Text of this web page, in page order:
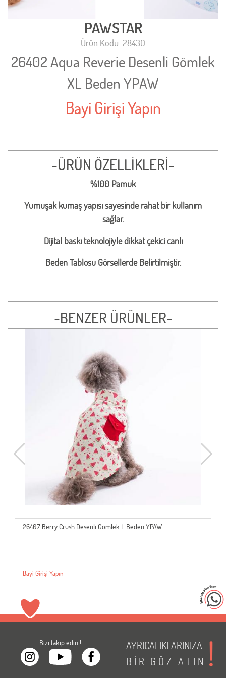
PAWSTAR
Ürün Kodu: 28430
26402 Aqua Reverie Desenli Gömlek
XL Beden YPAW
Bayi Girişi Yapın
-ÜRÜN ÖZELLİKLERİ-
%100 Pamuk
Yumuşak kumaş yapısı sayesinde rahat bir kullanım
sağlar.
Dijital baskı teknolojiyle dikkat çekici canlı
Beden Tablosu Görsellerde Belirtilmiştir.
-BENZER ÜRÜNLER-
26407 Berry Crush Desenli Gömlek L Beden YPAW
Bayi Girişi Yapın
Bizi takip edin !
AYRICALIKLARINIZA
BİR GÖZ ATIN